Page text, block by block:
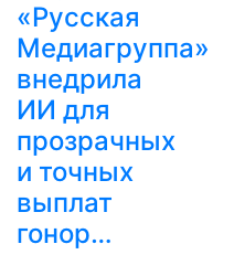
«Русская
Медиагруппа»
внедрила
ИИ для
прозрачных
и точных
выплат
гонор…